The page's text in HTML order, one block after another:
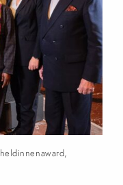
heldinnenaward,